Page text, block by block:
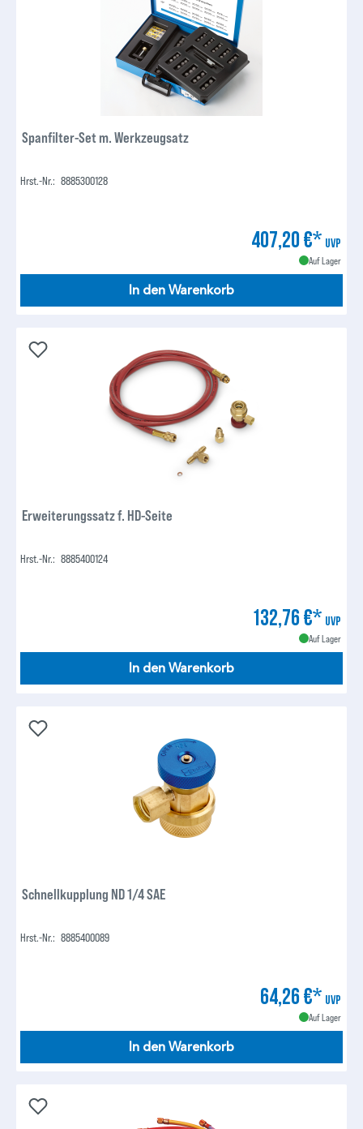
Spanfilter-Set m. Werkzeugsatz
Hrst.-Nr.: 8885300128
407,20 €* UVP
Auf Lager
In den Warenkorb
Erweiterungssatz f. HD-Seite
Hrst.-Nr.: 8885400124
132,76 €* UVP
Auf Lager
In den Warenkorb
Schnellkupplung ND 1/4 SAE
Hrst.-Nr.: 8885400089
64,26 €* UVP
Auf Lager
In den Warenkorb